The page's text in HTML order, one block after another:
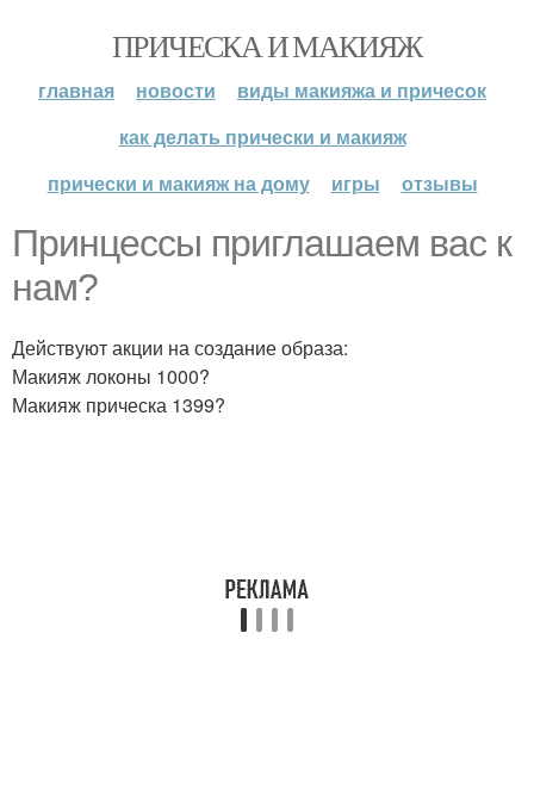
ПРИЧЕСКА И МАКИЯЖ
главная новости
виды макияжа и причесок
как делать прически и макияж
прически и макияж на дому
игры отзывы
Принцессы приглашаем вас к
нам?
Действуют акции на создание образа:
Макияж локоны 1000?
Макияж прическа 1399?